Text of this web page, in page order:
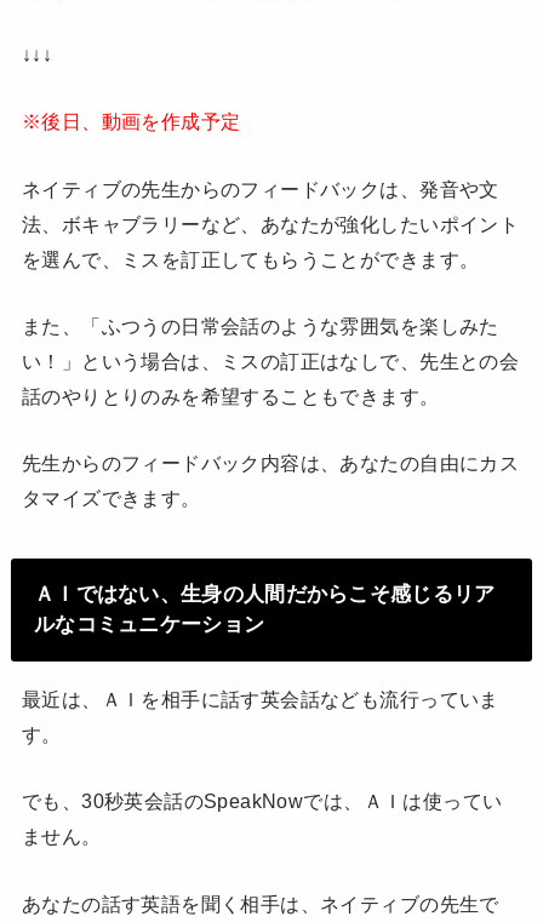
↓↓↓
※後日、動画を作成予定
ネイティブの先生からのフィードバックは、発音や文
法、ボキャブラリーなど、あなたが強化したいポイント
を選んで、ミスを訂正してもらうことができます。
また、「ふつうの日常会話のような雰囲気を楽しみた
い！」という場合は、ミスの訂正はなしで、先生との会
話のやりとりのみを希望することもできます。
先生からのフィードバック内容は、あなたの自由にカス
タマイズできます。
ＡＩではない、生身の人間だからこそ感じるリア
ルなコミュニケーション
最近は、ＡＩを相手に話す英会話なども流行っていま
す。
でも、30秒英会話のSpeakNowでは、ＡＩは使ってい
ません。
あなたの話す英語を聞く相手は、ネイティブの先生で